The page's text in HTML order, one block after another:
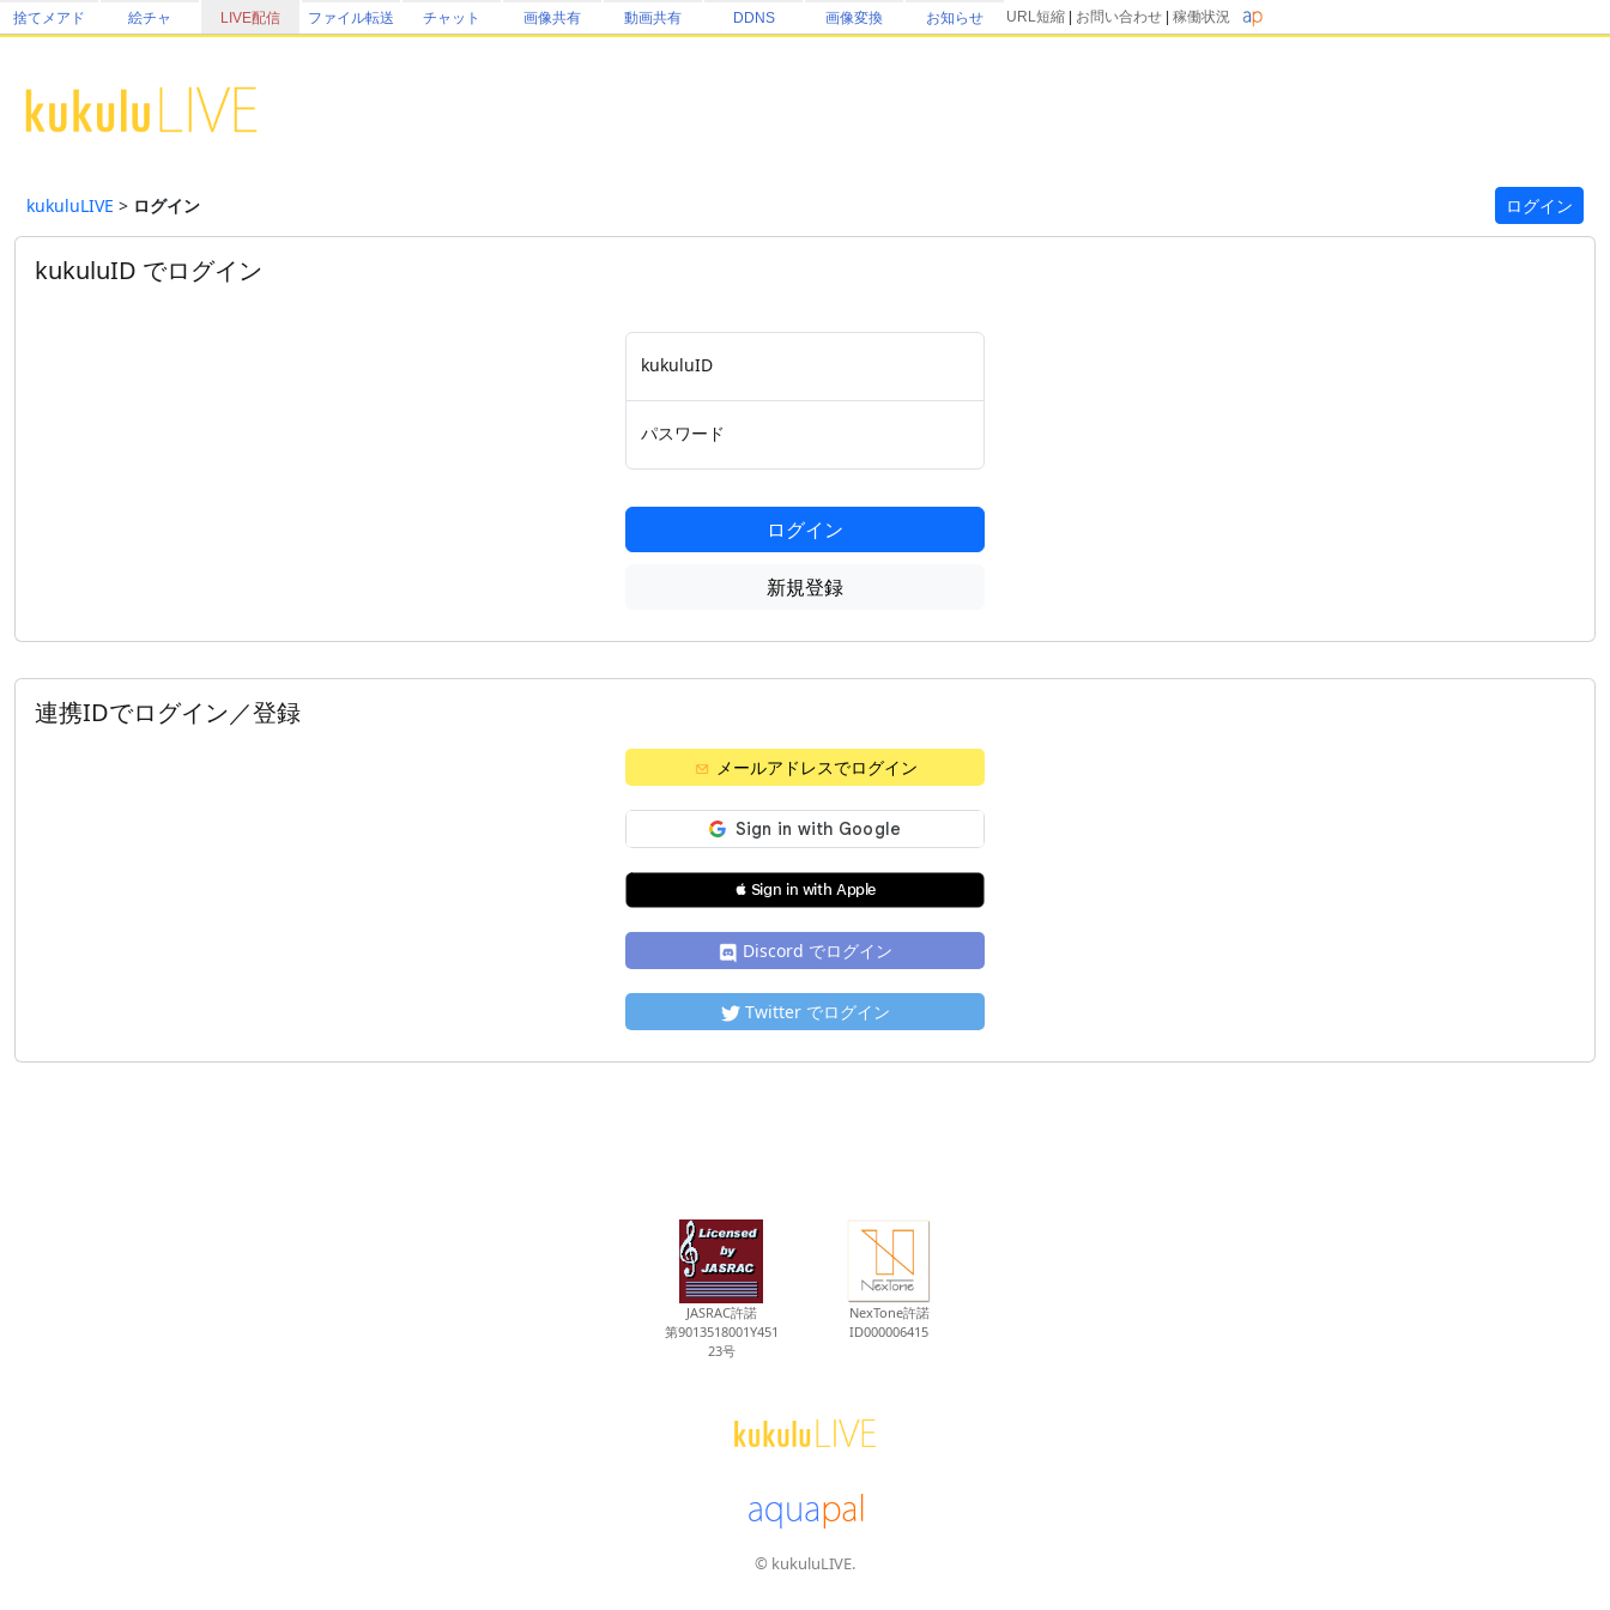
捨てメアド 絵チャ LIVE配信 ファイル転送 チャット 画像共有 動画共有 DDNS 画像変換 お知らせ URL短縮 お問い合わせ 稼働状況
kukuluLIVE > ログイン ログイン
kukuluID でログイン
kukuluID
パスワード
ログイン
新規登録
連携IDでログイン／登録
メールアドレスでログイン
 Sign in with Apple
Discord でログイン
Twitter でログイン
JASRAC許諾
第9013518001Y451
23号
NexTone許諾
ID000006415
© kukuluLIVE.